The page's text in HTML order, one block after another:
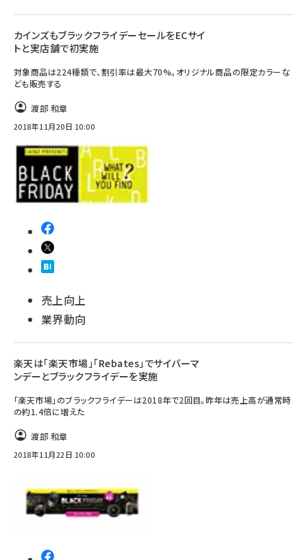
カインズもブラックフライデーセールをECサイ
トと実店舗で初実施
対象商品は224種類で、割引率は最大70%。オリジナル商品の限定カラーな
ども販売する
渡部 和章
2018年11月20日 10:00
売上向上
業界動向
楽天は「楽天市場」「Rebates」でサイバーマ
ンデーとブラックフライデーを実施
「楽天市場」のブラックフライデーは2018年で2回目。昨年は売上高が通常時
の約1.4倍に増えた
渡部 和章
2018年11月22日 10:00